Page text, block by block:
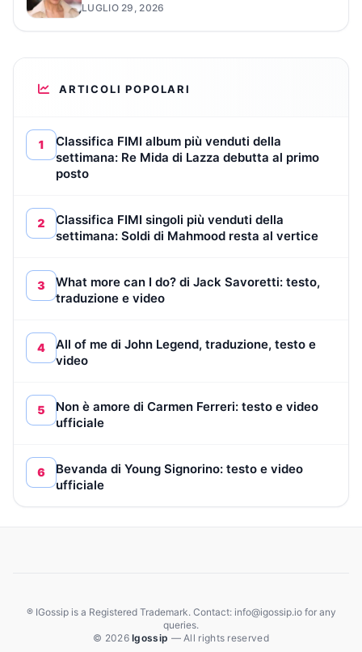
LUGLIO 29, 2026
ARTICOLI POPOLARI
1
Classifica FIMI album più venduti della
settimana: Re Mida di Lazza debutta al primo
posto
2
Classifica FIMI singoli più venduti della
settimana: Soldi di Mahmood resta al vertice
3
What more can I do? di Jack Savoretti: testo,
traduzione e video
4
All of me di John Legend, traduzione, testo e
video
5
Non è amore di Carmen Ferreri: testo e video
ufficiale
6
Bevanda di Young Signorino: testo e video
ufficiale
® IGossip is a Registered Trademark. Contact: info@igossip.io for any
queries.
© 2026Igossip — All rights reserved